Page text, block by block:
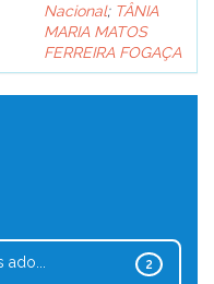
Nacional; TÂNIA
MARIA MATOS
FERREIRA FOGAÇA
2